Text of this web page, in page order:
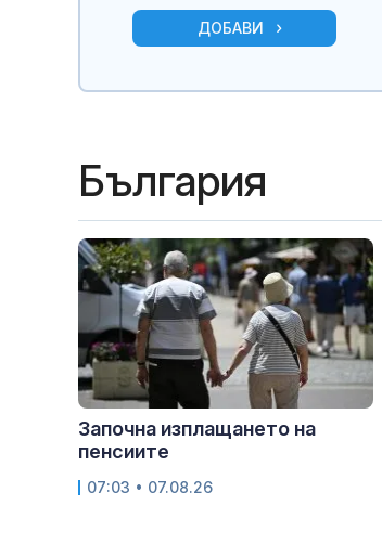
ДОБАВИ
България
Започна изплащането на
пенсиите
07:03 • 07.08.26